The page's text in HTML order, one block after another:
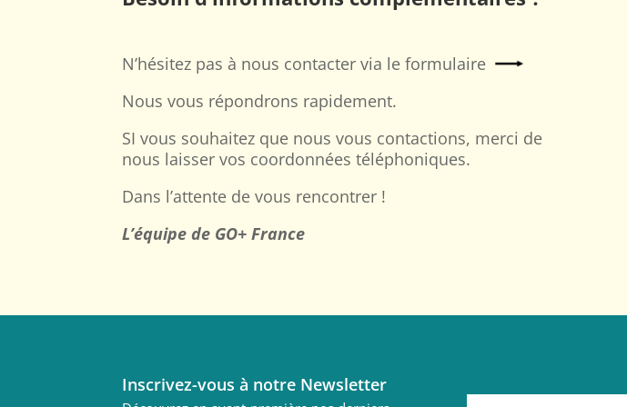
N’hésitez pas à nous contacter via le formulaire
Nous vous répondrons rapidement.
SI vous souhaitez que nous vous contactions, merci de
nous laisser vos coordonnées téléphoniques.
Dans l’attente de vous rencontrer !
L’équipe de GO+ France
Inscrivez-vous à notre Newsletter